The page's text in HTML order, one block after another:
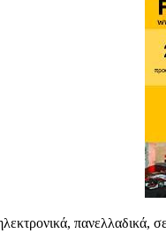
πανελλαδικά,